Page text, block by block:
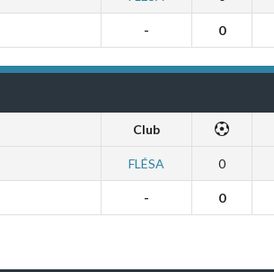
- 0
Club
FLÉSA 0
- 0